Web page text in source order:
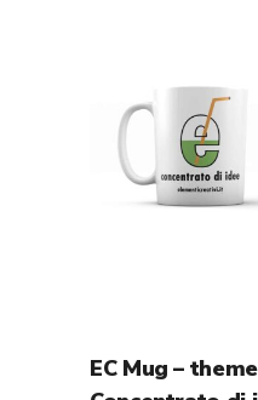
EC Mug –